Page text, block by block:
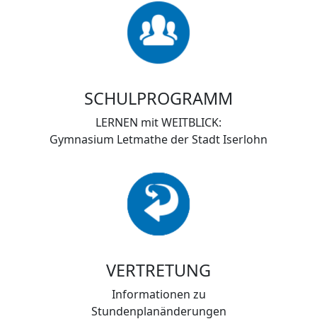
SCHULPROGRAMM
LERNEN mit WEITBLICK:
Gymnasium Letmathe der Stadt Iserlohn
VERTRETUNG
Informationen zu
Stundenplanänderungen